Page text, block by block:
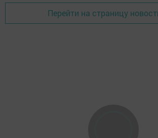
Перейти на страницу